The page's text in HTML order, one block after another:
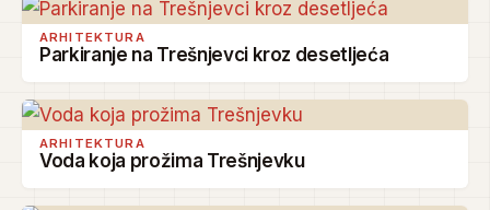
ARHITEKTURA
Parkiranje na Trešnjevci kroz desetljeća
ARHITEKTURA
Voda koja prožima Trešnjevku